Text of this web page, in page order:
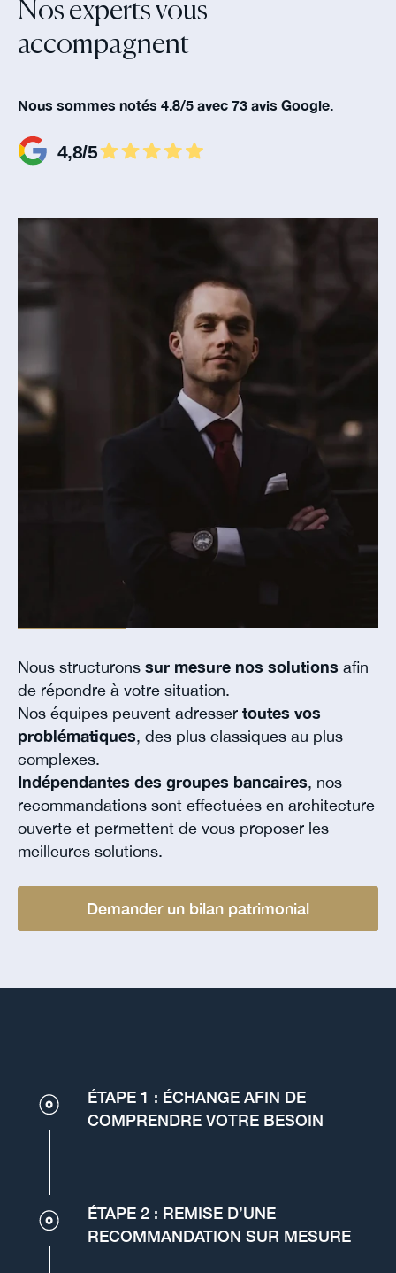
Nos experts vous
accompagnent‍
Nous sommes notés 4.8/5 avec 73 avis Google.
Nous structurons sur mesure nos solutions afin
de répondre à votre situation.
Nos équipes peuvent adresser toutes vos
problématiques, des plus classiques au plus
complexes.
Indépendantes des groupes bancaires, nos
recommandations sont effectuées en architecture
ouverte et permettent de vous proposer les
meilleures solutions.
Demander un bilan patrimonial
ÉTAPE 1 : ÉCHANGE AFIN DE
COMPRENDRE VOTRE BESOIN
ÉTAPE 2 : REMISE D’UNE
RECOMMANDATION SUR MESURE